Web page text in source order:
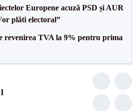
Europene acuză PSD și AUR
plăti electoral”
revenirea TVA la 9% pentru prima